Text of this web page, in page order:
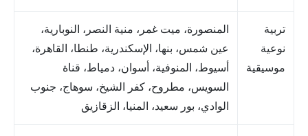
تربية
نوعية
موسيقية
المنصورة، ميت غمر، منية النصر، النوبارية،
عين شمس، بنها، الإسكندرية، طنطا، القاهرة،
أسيوط، المنوفية، أسوان، دمياط، قناة
السويس، مطروح، كفر الشيخ، سوهاج، جنوب
الوادي، بور سعيد، المنيا، الزقازيق